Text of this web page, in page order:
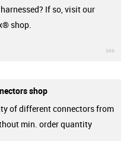
If so, visit our
shop.
shop
of different connectors from
min. order quantity